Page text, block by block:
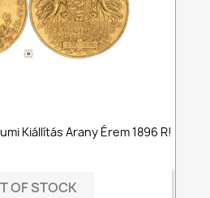
Kiállítás Arany Érem 1896 R!
OF STOCK